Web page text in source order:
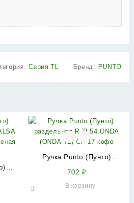
Серия TL Бренд: PUNTO
Ручка Punto (Пунто)
702₽
В корзину